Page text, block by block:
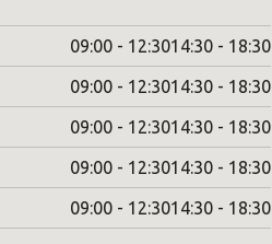
09:00 - 12:3014:30 - 18:30
09:00 - 12:3014:30 - 18:30
09:00 - 12:3014:30 - 18:30
09:00 - 12:3014:30 - 18:30
09:00 - 12:3014:30 - 18:30